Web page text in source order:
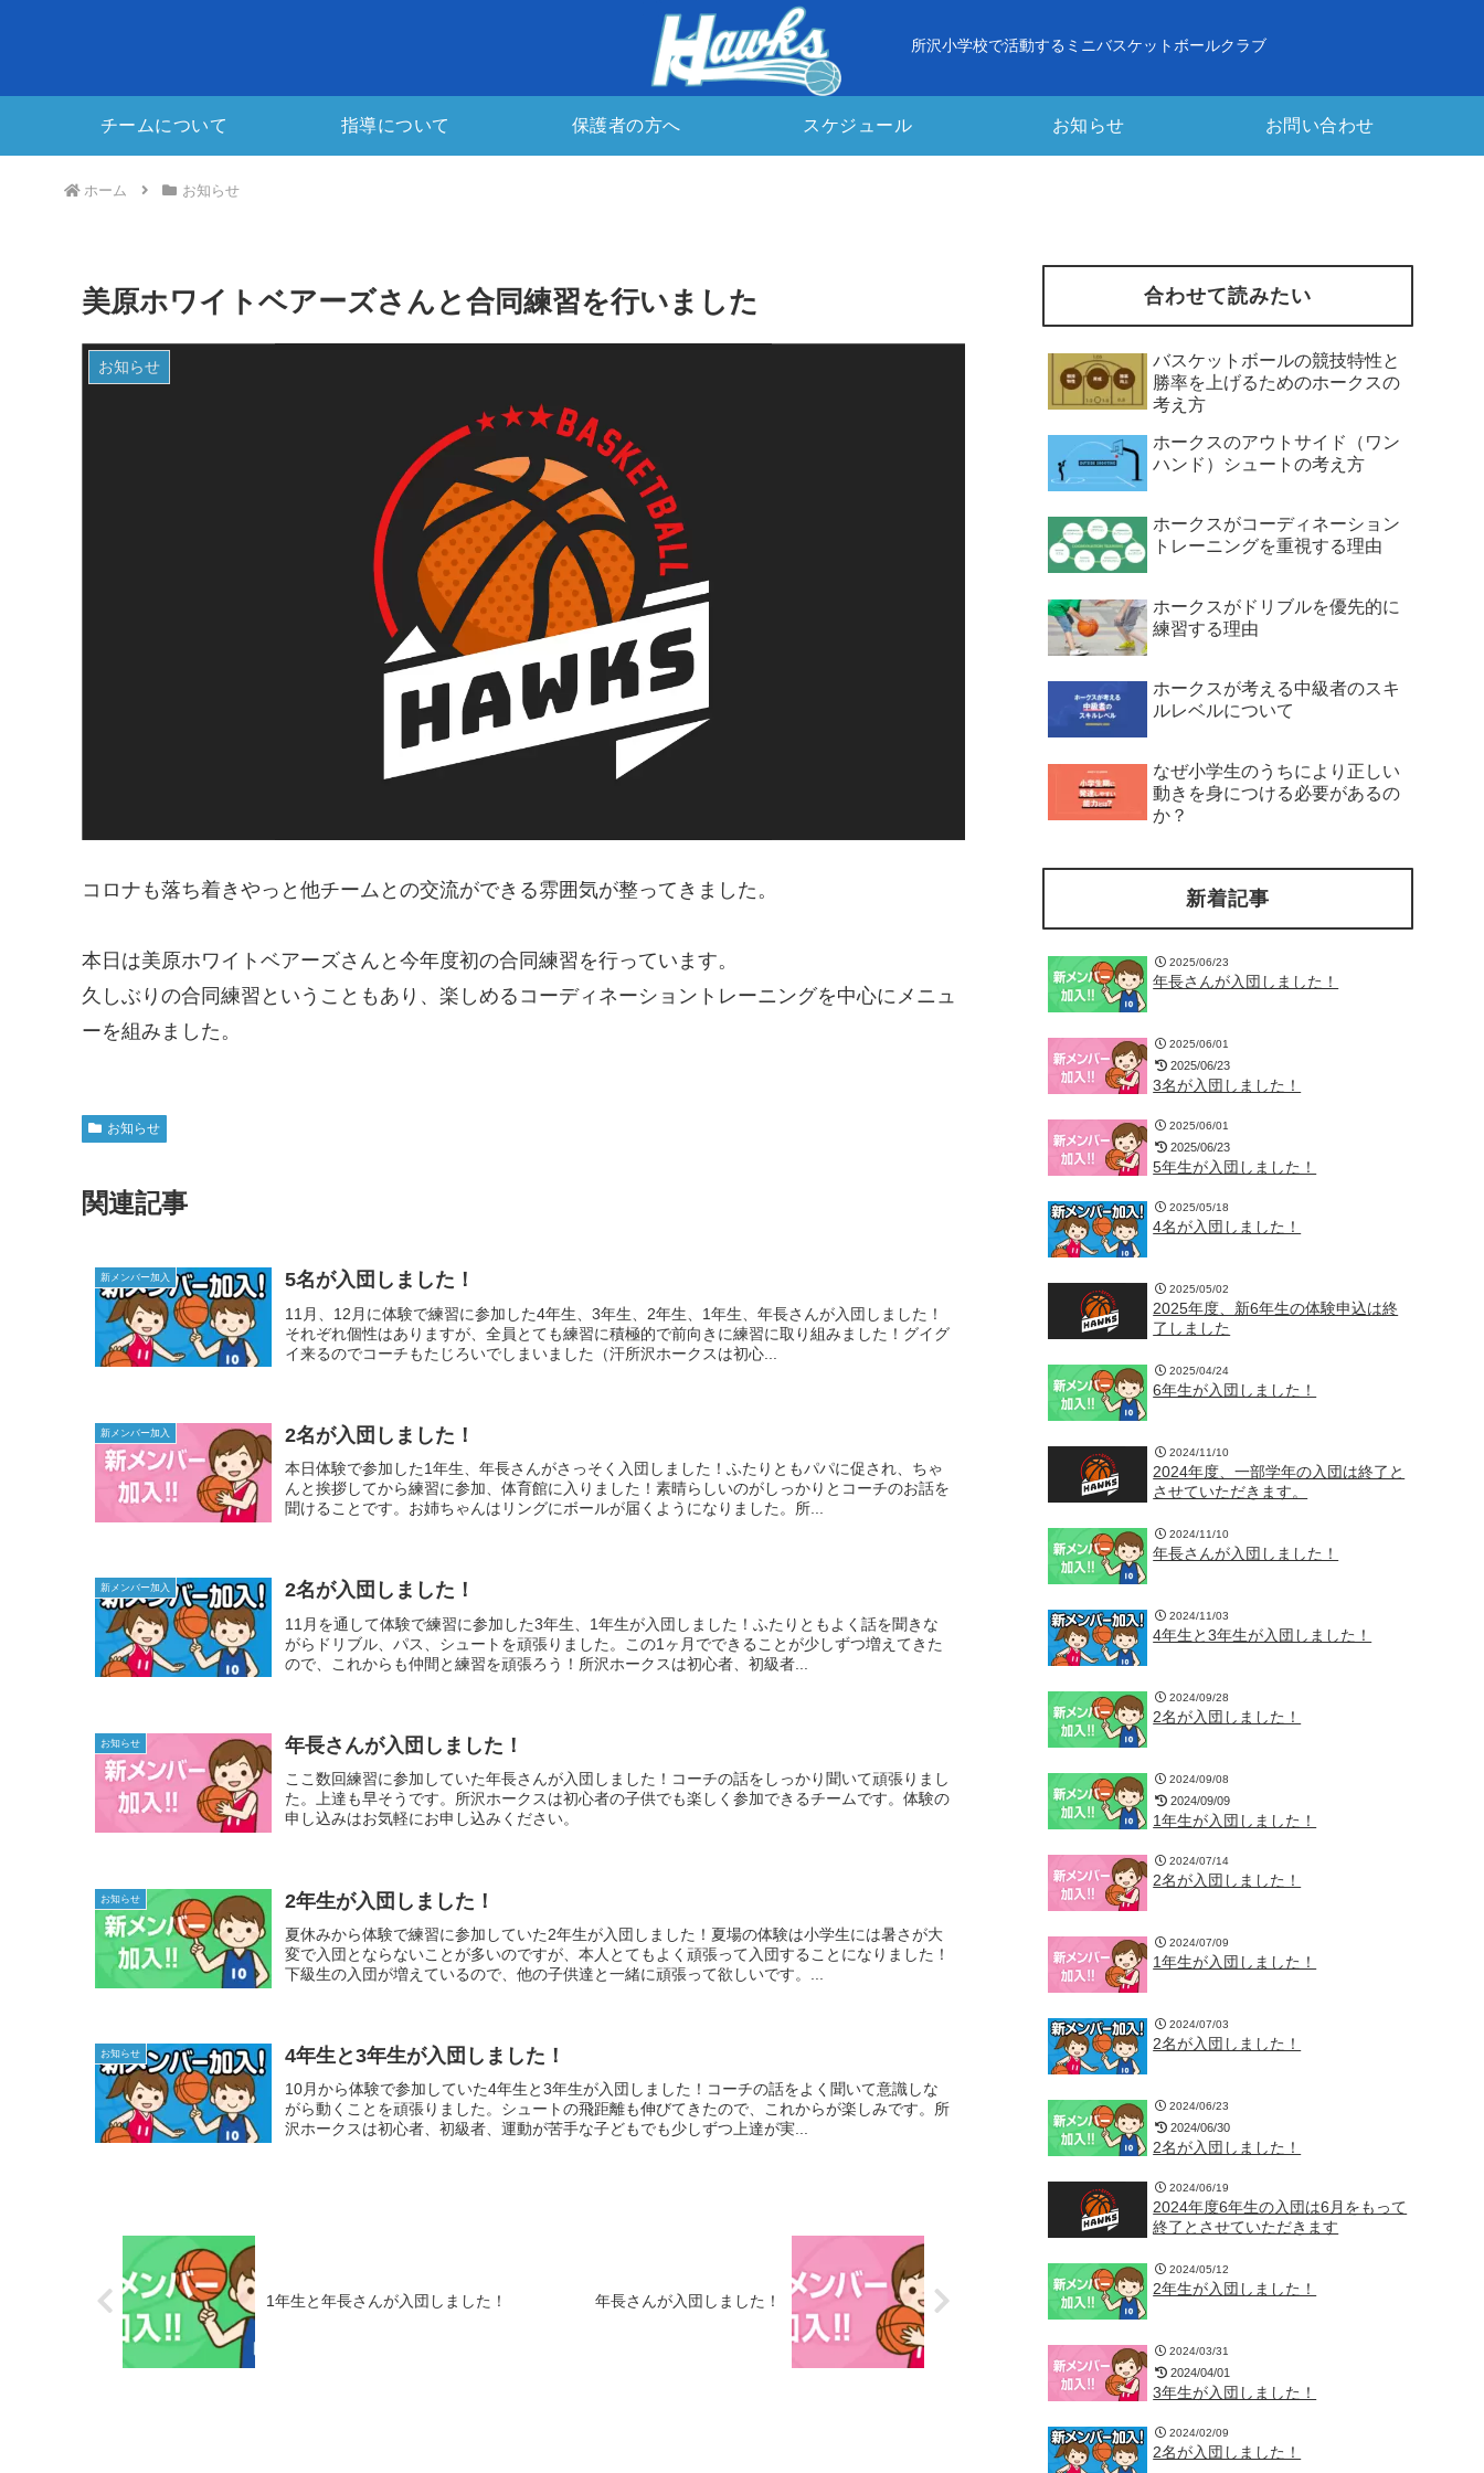
所沢小学校で活動するミニバスケットボールクラブ
チームについて 指導について 保護者の方へ スケジュール お知らせ お問い合わせ
ホーム お知らせ
美原ホワイトベアーズさんと合同練習を行いました
お知らせ
コロナも落ち着きやっと他チームとの交流ができる雰囲気が整ってきました。
本日は美原ホワイトベアーズさんと今年度初の合同練習を行っています。
久しぶりの合同練習ということもあり、楽しめるコーディネーショントレーニングを中心にメニュ
ーを組みました。
お知らせ
関連記事
新メンバー加入 5名が入団しました！
11月、12月に体験で練習に参加した4年生、3年生、2年生、1年生、年長さんが入団しました！
それぞれ個性はありますが、全員とても練習に積極的で前向きに練習に取り組みました！グイグ
イ来るのでコーチもたじろいでしまいました（汗所沢ホークスは初心...
新メンバー加入 2名が入団しました！
本日体験で参加した1年生、年長さんがさっそく入団しました！ふたりともパパに促され、ちゃ
んと挨拶してから練習に参加、体育館に入りました！素晴らしいのがしっかりとコーチのお話を
聞けることです。お姉ちゃんはリングにボールが届くようになりました。所...
新メンバー加入 2名が入団しました！
11月を通して体験で練習に参加した3年生、1年生が入団しました！ふたりともよく話を聞きな
がらドリブル、パス、シュートを頑張りました。この1ヶ月でできることが少しずつ増えてきた
ので、これからも仲間と練習を頑張ろう！所沢ホークスは初心者、初級者...
お知らせ 年長さんが入団しました！
ここ数回練習に参加していた年長さんが入団しました！コーチの話をしっかり聞いて頑張りまし
た。上達も早そうです。所沢ホークスは初心者の子供でも楽しく参加できるチームです。体験の
申し込みはお気軽にお申し込みください。
お知らせ 2年生が入団しました！
夏休みから体験で練習に参加していた2年生が入団しました！夏場の体験は小学生には暑さが大
変で入団とならないことが多いのですが、本人とてもよく頑張って入団することになりました！
下級生の入団が増えているので、他の子供達と一緒に頑張って欲しいです。...
お知らせ 4年生と3年生が入団しました！
10月から体験で参加していた4年生と3年生が入団しました！コーチの話をよく聞いて意識しな
がら動くことを頑張りました。シュートの飛距離も伸びてきたので、これからが楽しみです。所
沢ホークスは初心者、初級者、運動が苦手な子どもでも少しずつ上達が実...
1年生と年長さんが入団しました！ 年長さんが入団しました！
合わせて読みたい
バスケットボールの競技特性と
勝率を上げるためのホークスの
考え方
ホークスのアウトサイド（ワン
ハンド）シュートの考え方
ホークスがコーディネーション
トレーニングを重視する理由
ホークスがドリブルを優先的に
練習する理由
ホークスが考える中級者のスキ
ルレベルについて
なぜ小学生のうちにより正しい
動きを身につける必要があるの
か？
新着記事
年長さんが入団しました！
2025/06/23
3名が入団しました！
2025/06/01
2025/06/23
5年生が入団しました！
2025/06/01
2025/06/23
4名が入団しました！
2025/05/18
2025年度、新6年生の体験申込は終
了しました
2025/05/02
6年生が入団しました！
2025/04/24
2024年度、一部学年の入団は終了と
させていただきます。
2024/11/10
年長さんが入団しました！
2024/11/10
4年生と3年生が入団しました！
2024/11/03
2名が入団しました！
2024/09/28
1年生が入団しました！
2024/09/08
2024/09/09
2名が入団しました！
2024/07/14
1年生が入団しました！
2024/07/09
2名が入団しました！
2024/07/03
2名が入団しました！
2024/06/23
2024/06/30
2024年度6年生の入団は6月をもって
終了とさせていただきます
2024/06/19
2年生が入団しました！
2024/05/12
3年生が入団しました！
2024/03/31
2024/04/01
2名が入団しました！
2024/02/09